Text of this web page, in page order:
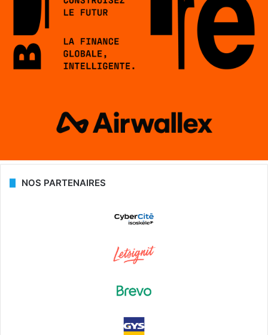
NOS PARTENAIRES